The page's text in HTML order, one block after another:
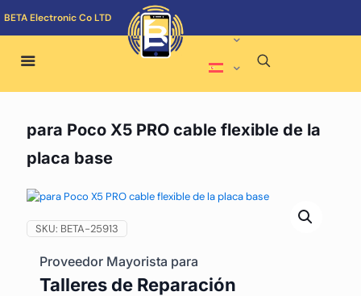
BETA Electronic Co LTD
para Poco X5 PRO cable flexible de la
placa base
SKU: BETA-25913
Proveedor Mayorista para
Talleres de Reparación